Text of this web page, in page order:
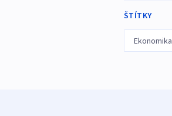
ŠTÍTKY
Ekonomika